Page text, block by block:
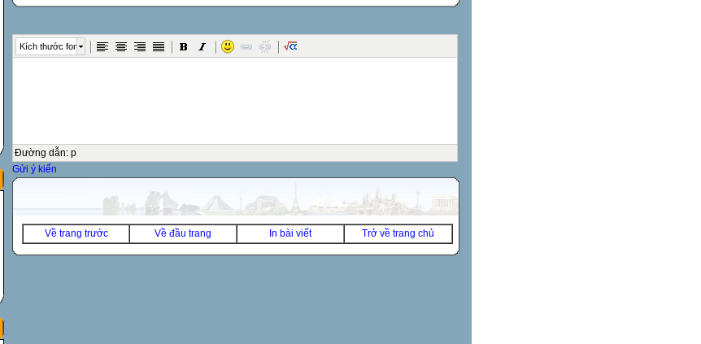
Kích thước font
Đường dẫn: p
Gửi ý kiến
Về trang trước Về đầu trang In bài viết Trở về trang chủ